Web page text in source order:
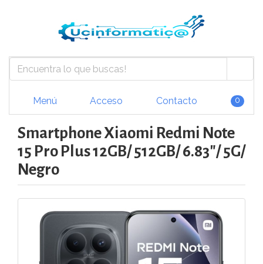
Menú Acceso Contacto 0
Smartphone Xiaomi Redmi Note
15 Pro Plus 12GB/ 512GB/ 6.83"/ 5G/
Negro